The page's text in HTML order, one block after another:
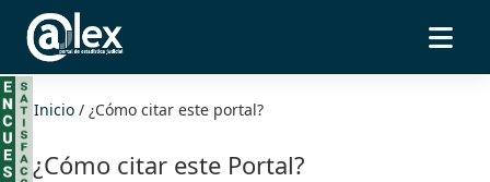
Inicio / ¿Cómo citar este portal?
¿Cómo citar este Portal?